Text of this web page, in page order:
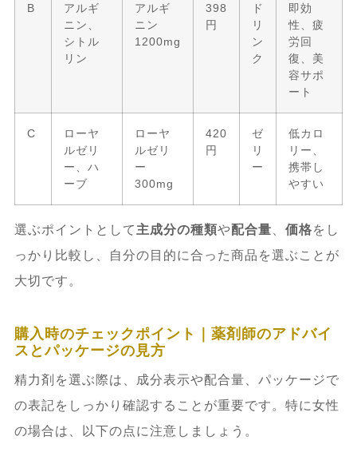
B
アルギ
ニン、
シトル
リン
アルギ
ニン
1200mg
398
円
ド
リ
ン
ク
即効
性、疲
労回
復、美
容サポ
ート
C
ローヤ
ルゼリ
ー、ハ
ーブ
ローヤ
ルゼリ
ー
300mg
420
円
ゼ
リ
ー
低カロ
リー、
携帯し
やすい
選ぶポイントとして 主成分の種類や配合量 価格をし
っかり比較し、自分の目的に合った商品を選ぶことが
大切です。
購入時のチェックポイント｜薬剤師のアドバイ
スとパッケージの見方
精力剤を選ぶ際は、成分表示や配合量、パッケージで
の表記をしっかり確認することが重要です。特に女性
の場合は、以下の点に注意しましょう。